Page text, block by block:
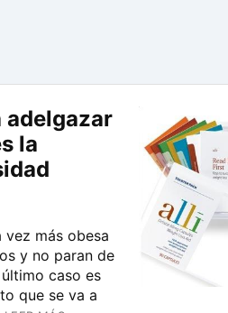
adelgazar
la
más obesa
y no paran de
caso es
que se va a